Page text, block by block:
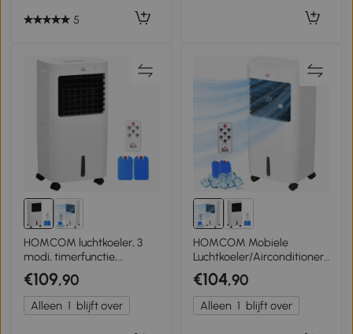
5
HOMCOM luchtkoeler, 3
modi, timerfunctie,
verrijdbaar, kunststof, wit
€109,90
Alleen 1 blijft over
HOMCOM Mobiele
Luchtkoeler/Airconditioner
met 3 Modi, 7,5-uurs Timer,
Verrijdbaar, Kunststof, Wit
€104,90
Alleen 1 blijft over